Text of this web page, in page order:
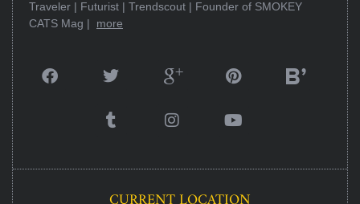
Traveler | Futurist | Trendscout | Founder of SMOKEY
CATS Mag | more